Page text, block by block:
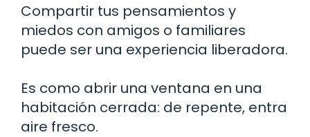
Compartir tus pensamientos y
miedos con amigos o familiares
puede ser una experiencia liberadora.
Es como abrir una ventana en una
habitación cerrada: de repente, entra
aire fresco.